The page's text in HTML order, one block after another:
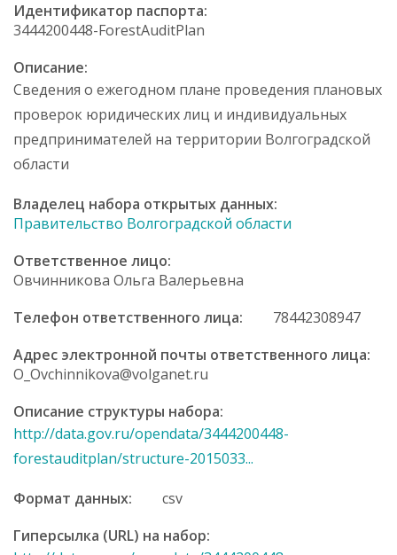
о
д
ж
а
и
Идентификатор паспорта:
3444200448-ForestAuditPlan
Описание:
Сведения о ежегодном плане проведения плановых
проверок юридических лиц и индивидуальных
предпринимателей на территории Волгоградской
области
Владелец набора открытых данных:
Правительство Волгоградской области
Ответственное лицо:
Овчинникова Ольга Валерьевна
Телефон ответственного лица:
78442308947
Адрес электронной почты ответственного лица:
O_Ovchinnikova@volganet.ru
Описание структуры набора:
http://data.gov.ru/opendata/3444200448-
forestauditplan/structure-2015033...
Формат данных:
csv
Гиперсылка (URL) на набор: